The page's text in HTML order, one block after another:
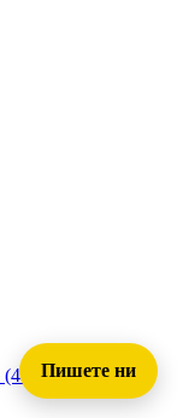
(45)
Пишете ни